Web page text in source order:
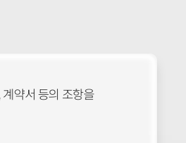
약서 등의 조항을